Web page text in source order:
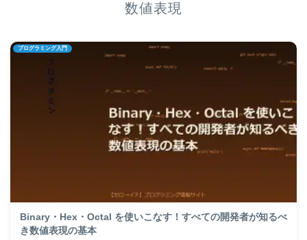
数値表現
プログラミング入門
Binary・Hex・Octal を使いこなす！すべての開発者が知るべ
き数値表現の基本